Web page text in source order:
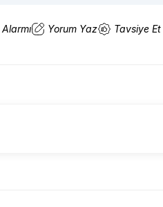
Yorum Yaz Tavsiye Et